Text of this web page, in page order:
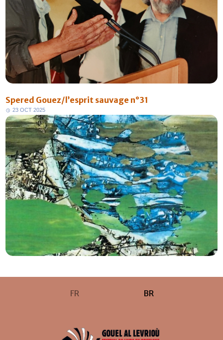
Spered Gouez/l’esprit sauvage n°31
23 OCT 2025
FR BR